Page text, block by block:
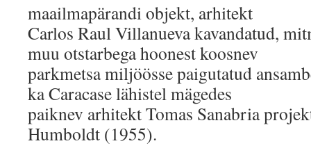
maailmapärandi objekt, arhitekt
Carlos Raul Villanueva kavandatud,
muu otstarbega hoonest koosnev
parkmetsa miljöösse paigutatud
ka Caracase lähistel mägedes
paiknev arhitekt Tomas Sanabria
Humboldt (1955).